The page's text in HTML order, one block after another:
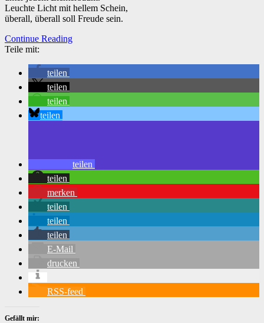
Leuchte Licht mit hellem Schein,
überall, überall soll Freude sein.
Continue Reading
Teile mit:
teilen
teilen
teilen
teilen
teilen
teilen
merken
teilen
teilen
teilen
E-Mail
drucken
RSS-feed
Gefällt mir: